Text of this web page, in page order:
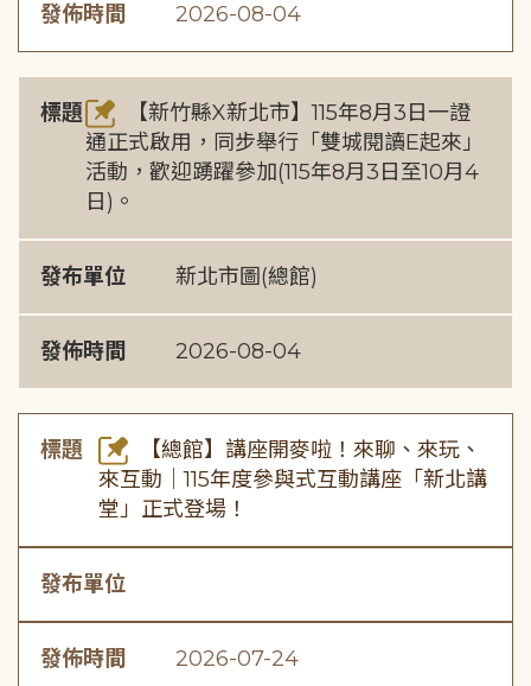
發佈時間 2026-08-04
標題
【新竹縣X新北市】115年8月3日一證
通正式啟用，同步舉行「雙城閱讀E起來」
活動，歡迎踴躍參加(115年8月3日至10月4
日)。
發布單位 新北市圖(總館)
發佈時間 2026-08-04
標題
【總館】講座開麥啦！來聊、來玩、
來互動｜115年度參與式互動講座「新北講
堂」正式登場！
發布單位
發佈時間 2026-07-24